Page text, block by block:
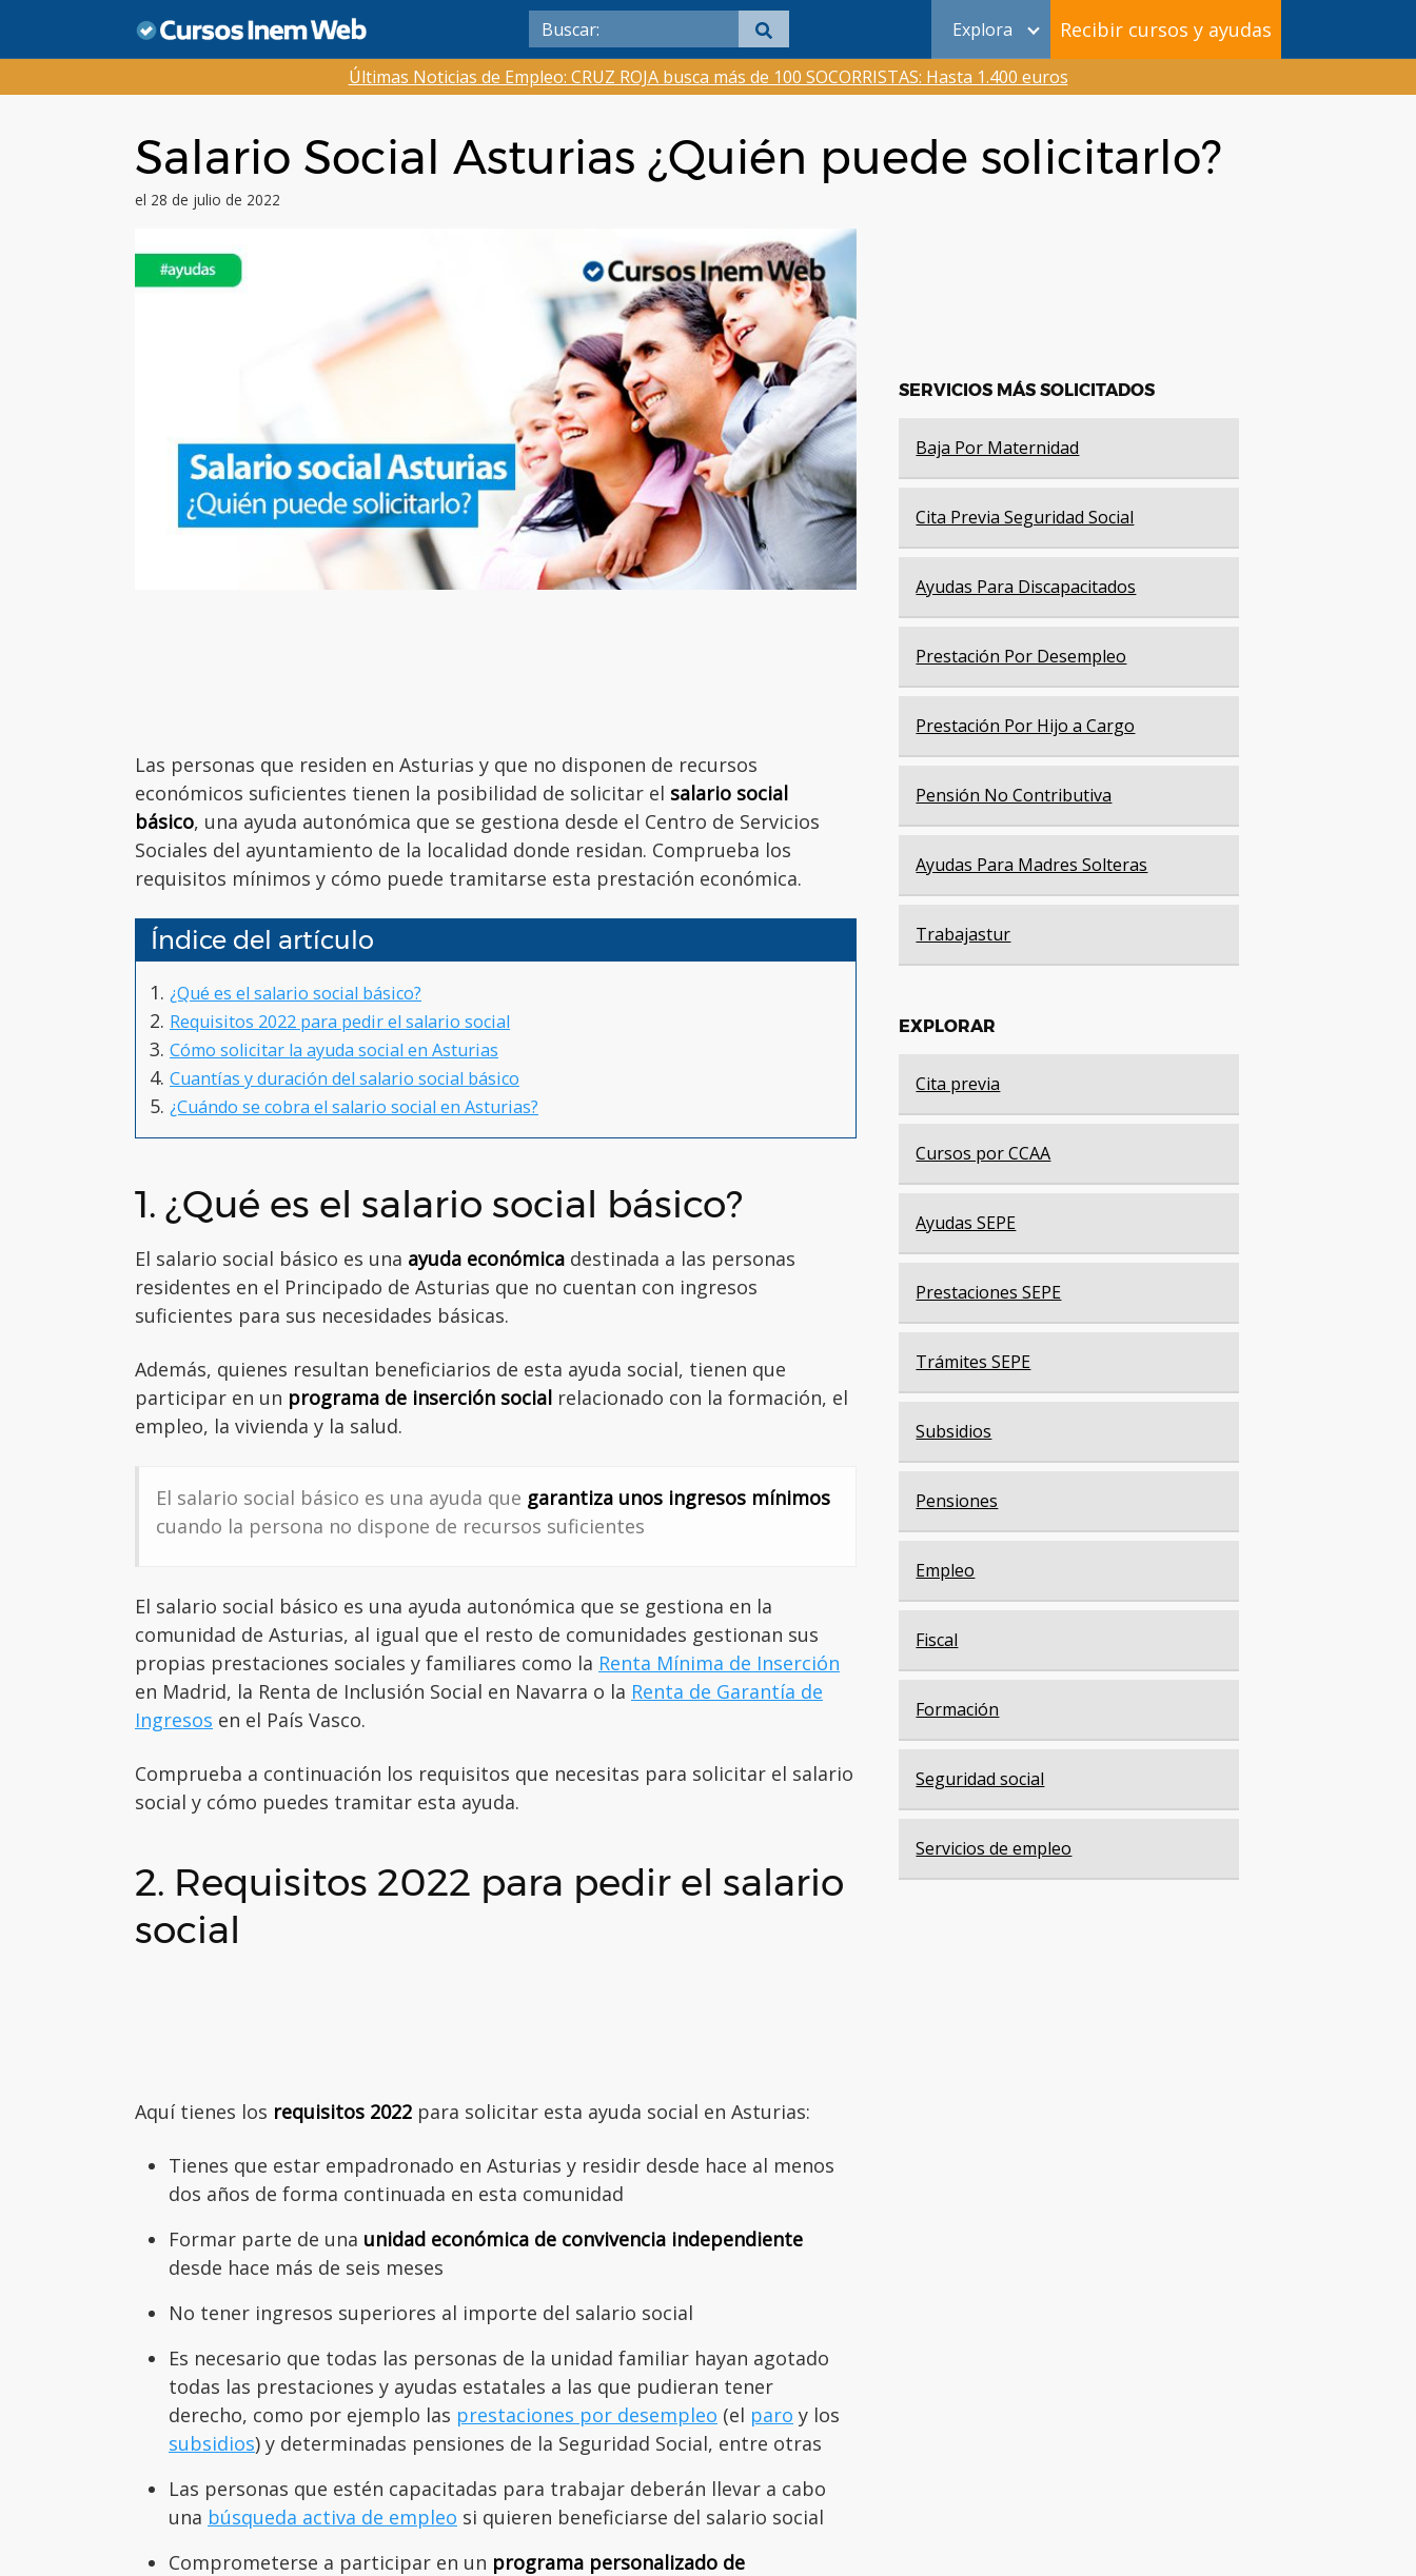
contenido
Explora Recibir cursos y ayudas
Últimas Noticias de Empleo: CRUZ ROJA busca más de 100 SOCORRISTAS: Hasta 1.400 euros
Salario Social Asturias ¿Quién puede solicitarlo?
el 28 de julio de 2022
Las personas que residen en Asturias y que no disponen de recursos
económicos suficientes tienen la posibilidad de solicitar el salario social
básico, una ayuda autonómica que se gestiona desde el Centro de Servicios
Sociales del ayuntamiento de la localidad donde residan. Comprueba los
requisitos mínimos y cómo puede tramitarse esta prestación económica.
Índice del artículo
¿Qué es el salario social básico?
Requisitos 2022 para pedir el salario social
Cómo solicitar la ayuda social en Asturias
Cuantías y duración del salario social básico
¿Cuándo se cobra el salario social en Asturias?
1. ¿Qué es el salario social básico?
El salario social básico es una ayuda económica destinada a las personas
residentes en el Principado de Asturias que no cuentan con ingresos
suficientes para sus necesidades básicas.
Además, quienes resultan beneficiarios de esta ayuda social, tienen que
participar en un programa de inserción social relacionado con la formación, el
empleo, la vivienda y la salud.
El salario social básico es una ayuda que garantiza unos ingresos mínimos
cuando la persona no dispone de recursos suficientes
El salario social básico es una ayuda autonómica que se gestiona en la
comunidad de Asturias, al igual que el resto de comunidades gestionan sus
propias prestaciones sociales y familiares como la Renta Mínima de Inserción
en Madrid, la Renta de Inclusión Social en Navarra o la Renta de Garantía de
Ingresos en el País Vasco.
Comprueba a continuación los requisitos que necesitas para solicitar el salario
social y cómo puedes tramitar esta ayuda.
2. Requisitos 2022 para pedir el salario
social
Aquí tienes los requisitos 2022 para solicitar esta ayuda social en Asturias:
Tienes que estar empadronado en Asturias y residir desde hace al menos
dos años de forma continuada en esta comunidad
Formar parte de una unidad económica de convivencia independiente
desde hace más de seis meses
No tener ingresos superiores al importe del salario social
Es necesario que todas las personas de la unidad familiar hayan agotado
todas las prestaciones y ayudas estatales a las que pudieran tener
derecho, como por ejemplo las prestaciones por desempleo (el paro y los
subsidios) y determinadas pensiones de la Seguridad Social, entre otras
Las personas que estén capacitadas para trabajar deberán llevar a cabo
una búsqueda activa de empleo si quieren beneficiarse del salario social
Comprometerse a participar en un programa personalizado de
SERVICIOS MÁS SOLICITADOS
Baja Por Maternidad
Cita Previa Seguridad Social
Ayudas Para Discapacitados
Prestación Por Desempleo
Prestación Por Hijo a Cargo
Pensión No Contributiva
Ayudas Para Madres Solteras
Trabajastur
EXPLORAR
Cita previa
Cursos por CCAA
Ayudas SEPE
Prestaciones SEPE
Trámites SEPE
Subsidios
Pensiones
Empleo
Fiscal
Formación
Seguridad social
Servicios de empleo